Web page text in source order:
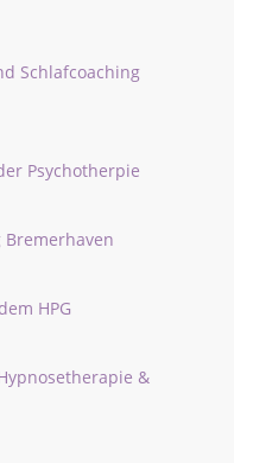
Schlafcoaching
Psychotherpie
HPG
&